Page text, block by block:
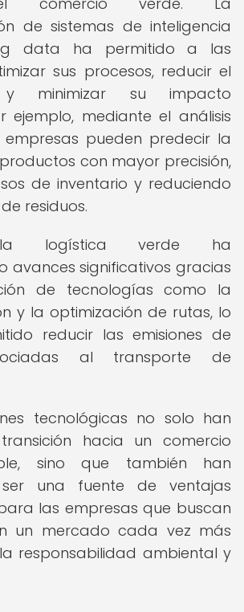
de sistemas de inteligencia
data ha permitido a las
sus procesos, reducir el
y minimizar su impacto
ejemplo, mediante el análisis
pueden predecir la
con mayor precisión,
de inventario y reduciendo
residuos.
la logística verde ha
avances significativos gracias
de tecnologías como la
y la optimización de rutas, lo
reducir las emisiones de
al transporte de
tecnológicas no solo han
hacia un comercio
sino que también han
una fuente de ventajas
las empresas que buscan
un mercado cada vez más
responsabilidad ambiental y